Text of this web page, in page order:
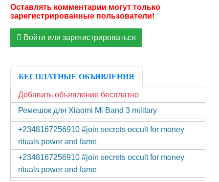
Войти или зарегистрироваться
БЕСПЛАТНЫЕ ОБЪЯВЛЕНИЯ
Добавить объявление бесплатно
Ремешок для Xiaomi Mi Band 3 military
+2348167256910 #join secrets occult for money
rituals power and fame
+2348167256910 #join secrets occult for money
rituals power and fame